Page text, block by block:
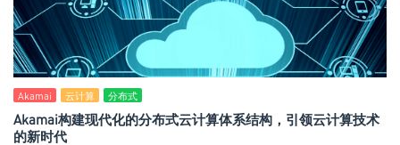
Akamai 云计算 分布式
Akamai构建现代化的分布式云计算体系结构，引领云计算技术
的新时代